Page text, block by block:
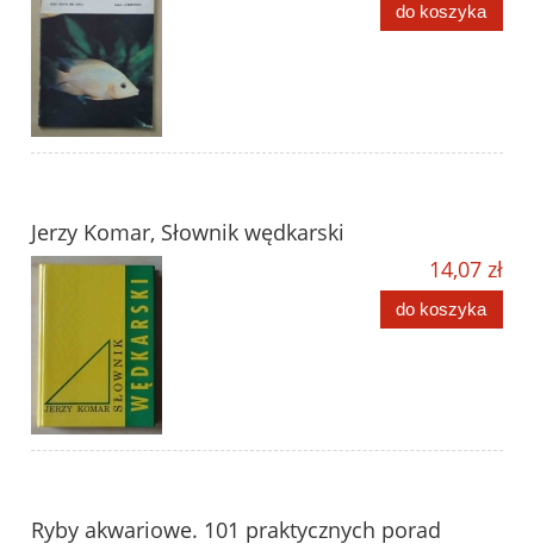
do koszyka
Jerzy Komar, Słownik wędkarski
14,07 zł
do koszyka
Ryby akwariowe. 101 praktycznych porad